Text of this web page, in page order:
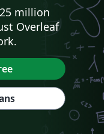
million
Overleaf